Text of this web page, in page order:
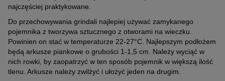
najczęściej praktykowane.
Do przechowywania grindali najlepiej używać zamykanego
pojemnika z tworzywa sztucznego z otworami na wieczku.
Powinien on stać w temperaturze 22-27°C. Najlepszym podłożem
będą arkusze piankowe o grubości 1-1,5 cm. Należy wyciąć w
nich rowki, by zaopatrzyć w ten sposób pojemnik w większą ilość
tlenu. Arkusze należy zwilżyć i ułożyć jeden na drugim.